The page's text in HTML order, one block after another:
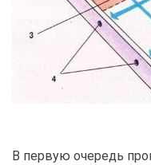
В первую очередь